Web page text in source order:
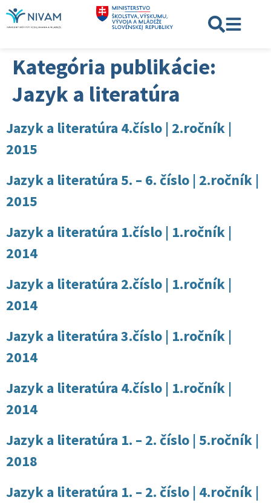
Kategória publikácie:
Jazyk a literatúra
Jazyk a literatúra 4.číslo | 2.ročník |
2015
Jazyk a literatúra 5. – 6. číslo | 2.ročník |
2015
Jazyk a literatúra 1.číslo | 1.ročník |
2014
Jazyk a literatúra 2.číslo | 1.ročník |
2014
Jazyk a literatúra 3.číslo | 1.ročník |
2014
Jazyk a literatúra 4.číslo | 1.ročník |
2014
Jazyk a literatúra 1. – 2. číslo | 5.ročník |
2018
Jazyk a literatúra 1. – 2. číslo | 4.ročník |